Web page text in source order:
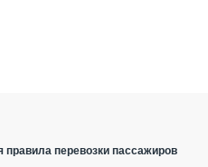
правила перевозки пассажиров